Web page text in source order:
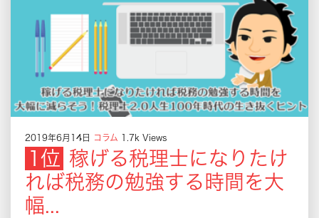
2019年6月14日 コラム 1.7k Views
稼げる税理士になりたけ
れば税務の勉強する時間を大
幅...